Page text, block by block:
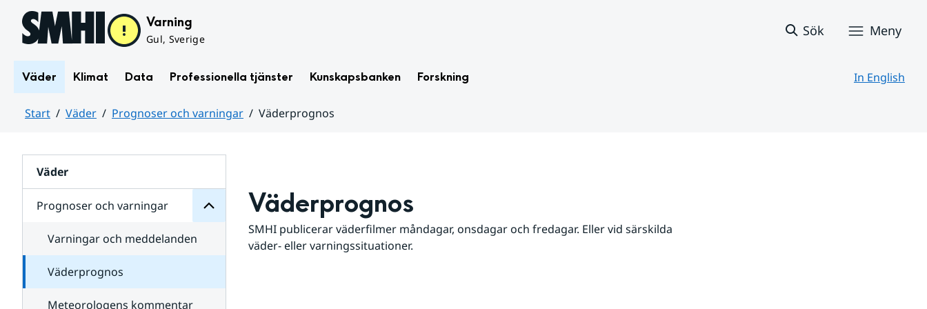
Hoppa till sidans innehåll Varning
Gul, Sverige
Sök Meny
Väder Klimat Data Professionella tjänster Kunskapsbanken Forskning In English
Start Väder Prognoser och varningar
Väderprognos
Väder
Prognoser och varningar
för
varningar
Varningar och meddelanden
Väderprognos
Meteorologens kommentar
Väderprognos
SMHI publicerar väderfilmer måndagar, onsdagar och fredagar. Eller vid särskilda
väder- eller varningssituationer.